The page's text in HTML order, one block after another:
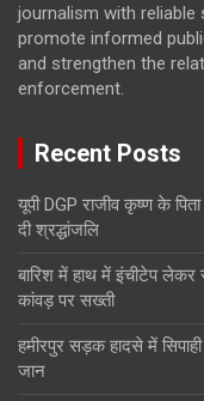
journalism with reliable
promote informed
and strengthen the
enforcement.
Recent Posts
यूपी DGP राजीव कृष्ण के
दी श्रद्धांजलि
बारिश में हाथ में इंचीटेप
कांवड़ पर सख्ती
हमीरपुर सड़क हादसे में
जान